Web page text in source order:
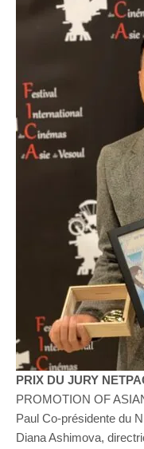
PRIX DU JURY
PROMOTION OF
Paul Co-présidente du
Diana Ashimova,